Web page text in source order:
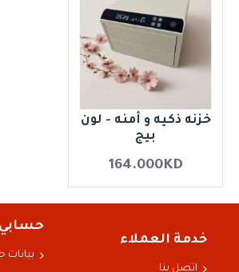
خزنه ذكيه و أمنه - لون
بيج
164.000KD
خدمة العملاء
اتصل بنا
حسابي
بيانات